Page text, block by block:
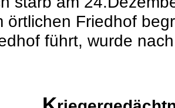
örtlichen Friedhof
führt, wurde